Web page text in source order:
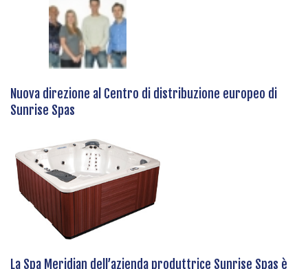
Nuova direzione al Centro di distribuzione europeo di
Sunrise Spas
La Spa Meridian dell’azienda produttrice Sunrise Spas è